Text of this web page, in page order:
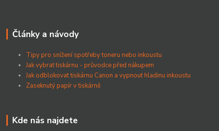
Články a návody
Tipy pro snížení spotřeby toneru nebo inkoustu
Jak vybrat tiskárnu - průvodce před nákupem
Jak odblokovat tiskárnu Canon a vypnout hladinu inkoustu
Zaseknutý papír v tiskárně
Kde nás najdete